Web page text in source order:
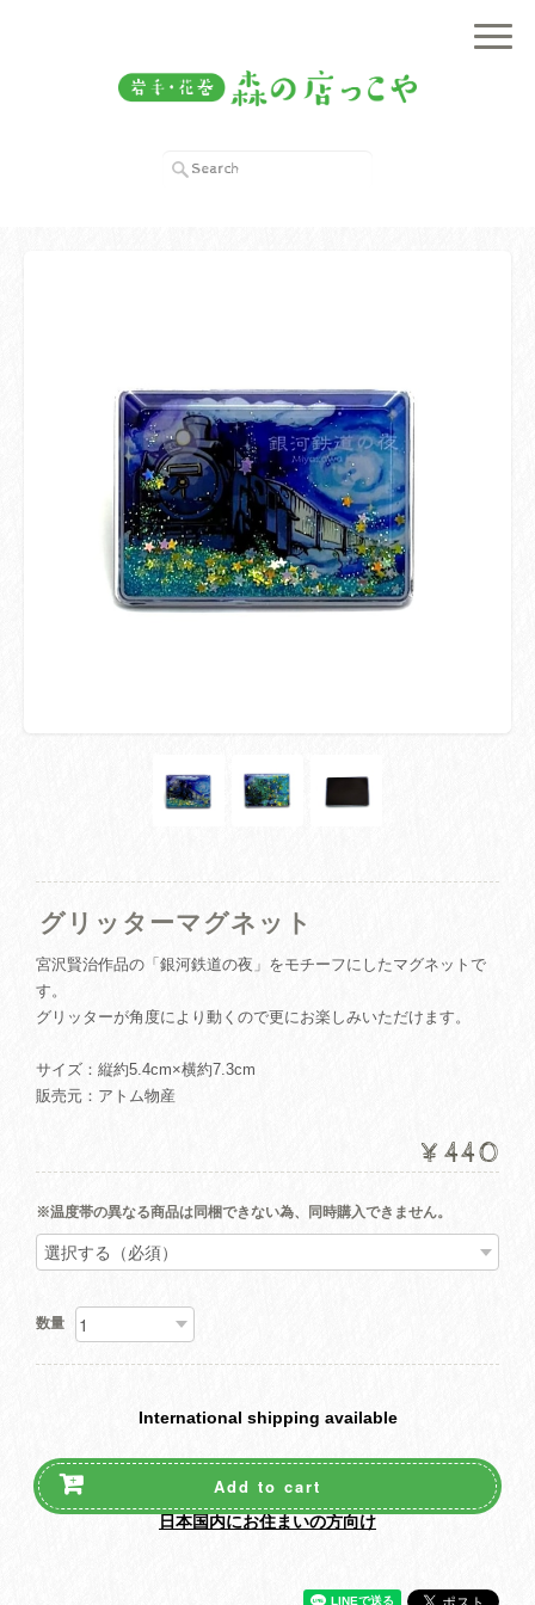
グリッターマグネット
宮沢賢治作品の「銀河鉄道の夜」をモチーフにしたマグネットで
す。
グリッターが角度により動くので更にお楽しみいただけます。
サイズ：縦約5.4cm×横約7.3cm
販売元：アトム物産
¥440
※温度帯の異なる商品は同梱できない為、同時購入できません。
数量
International shipping available
Add to cart
日本国内にお住まいの方向け